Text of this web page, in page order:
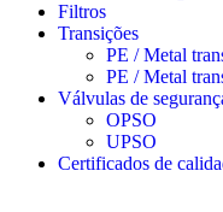
Filtros
Transições
PE / Metal
PE / Metal
Válvulas de
OPSO
UPSO
Certificados de